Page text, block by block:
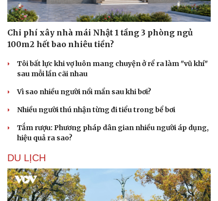
Chi phí xây nhà mái Nhật 1 tầng 3 phòng ngủ
100m2 hết bao nhiêu tiền?
Tôi bất lực khi vợ luôn mang chuyện ở rể ra làm "vũ khí"
sau mỗi lần cãi nhau
Vì sao nhiều người nổi mẩn sau khi bơi?
Nhiều người thú nhận từng đi tiểu trong bể bơi
Tắm rượu: Phương pháp dân gian nhiều người áp dụng,
hiệu quả ra sao?
DU LỊCH